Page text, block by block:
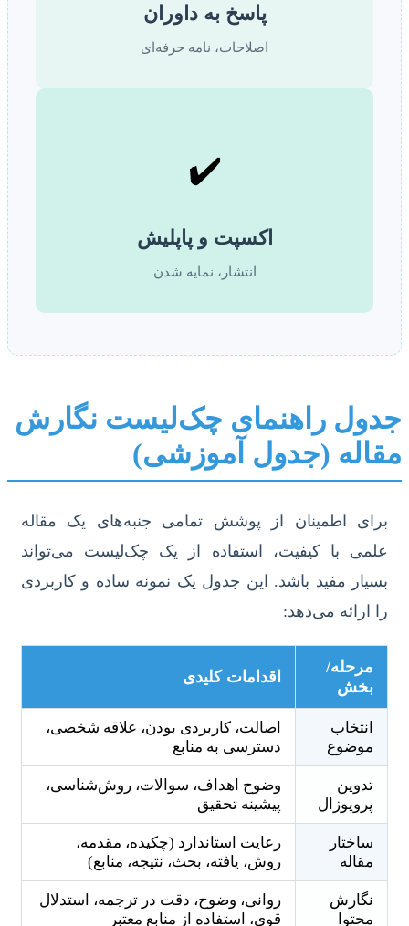
پاسخ به داوران
اصلاحات، نامه حرفه‌ای
✔️
اکسپت و پاپلیش
انتشار، نمایه شدن
جدول راهنمای چک‌لیست نگارش
مقاله (جدول آموزشی)
برای اطمینان از پوشش تمامی جنبه‌های یک مقاله
علمی با کیفیت، استفاده از یک چک‌لیست می‌تواند
بسیار مفید باشد. این جدول یک نمونه ساده و کاربردی
را ارائه می‌دهد:
مرحله/
بخش
اقدامات کلیدی
انتخاب
موضوع
اصالت، کاربردی بودن، علاقه شخصی،
دسترسی به منابع
تدوین
پروپوزال
وضوح اهداف، سوالات، روش‌شناسی،
پیشینه تحقیق
ساختار
مقاله
رعایت استاندارد (چکیده، مقدمه،
روش، یافته، بحث، نتیجه، منابع)
نگارش
محتوا
روانی، وضوح، دقت در ترجمه، استدلال
قوی، استفاده از منابع معتبر